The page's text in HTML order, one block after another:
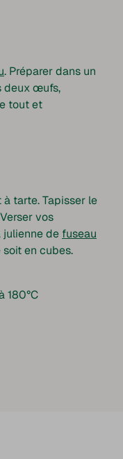
. Préparer dans un
deux œufs,
tout et
tarte. Tapisser le
vos
julienne de fuseau
en cubes.
180°C